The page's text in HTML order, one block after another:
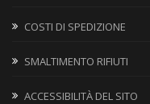
COSTI DI SPEDIZIONE
SMALTIMENTO RIFIUTI
ACCESSIBILITÀ DEL SITO